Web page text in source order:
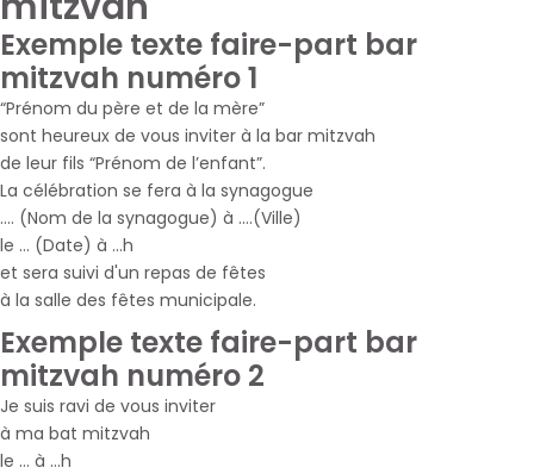
Exemple texte faire-part bar
mitzvah numéro 1
“Prénom du père et de la mère”
sont heureux de vous inviter à la bar mitzvah
de leur fils “Prénom de l’enfant”.
La célébration se fera à la synagogue
…. (Nom de la synagogue) à ….(Ville)
le … (Date) à ...h
et sera suivi d'un repas de fêtes
à la salle des fêtes municipale.
Exemple texte faire-part bar
mitzvah numéro 2
Je suis ravi de vous inviter
à ma bat mitzvah
le … à …h